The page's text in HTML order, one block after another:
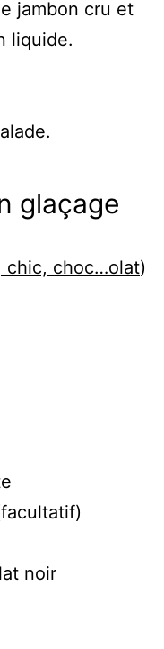
jambon cru et
liquide.
glaçage
chic, choc…olat)
noir